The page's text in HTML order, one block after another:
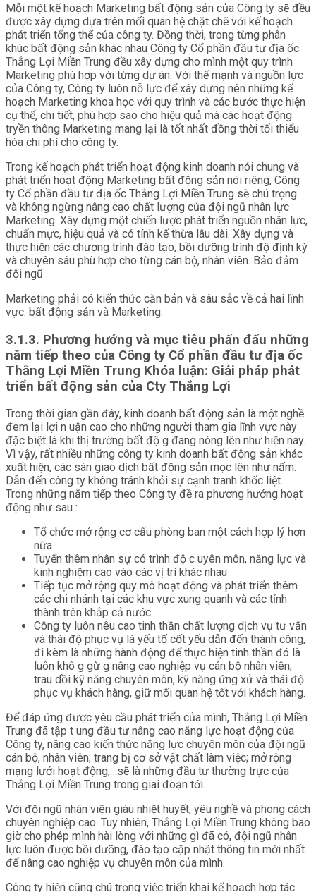
Mỗi một kế hoạch Marketing bất động sản của Công ty sẽ đều
được xây dựng dựa trên mối quan hệ chặt chẽ với kế hoạch
phát triển tổng thể của công ty. Đồng thời, trong từng phân
khúc bất động sản khác nhau Công ty Cổ phần đầu tư địa ốc
Thắng Lợi Miền Trung đều xây dựng cho mình một quy trình
Marketing phù hợp với từng dự án. Với thế mạnh và nguồn lực
của Công ty, Công ty luôn nỗ lực để xây dựng nên những kế
hoạch Marketing khoa học với quy trình và các bước thực hiện
cụ thể, chi tiết, phù hợp sao cho hiệu quả mà các hoạt động
tryền thông Marketing mang lại là tốt nhất đồng thời tối thiểu
hóa chi phí cho công ty.
Trong kế hoạch phát triển hoạt động kinh doanh nói chung và
phát triển hoạt động Marketing bất động sản nói riêng, Công
ty Cổ phần đầu tư địa ốc Thắng Lợi Miền Trung sẽ chú trọng
và không ngừng nâng cao chất lượng của đội ngũ nhân lực
Marketing. Xây dựng một chiến lược phát triển nguồn nhân lực,
chuẩn mực, hiệu quả và có tính kế thừa lâu dài. Xây dựng và
thực hiện các chương trình đào tạo, bồi dưỡng trình độ định kỳ
và chuyên sâu phù hợp cho từng cán bộ, nhân viên. Bảo đảm
đội ngũ
Marketing phải có kiến thức căn bản và sâu sắc về cả hai lĩnh
vực: bất động sản và Marketing.
3.1.3. Phương hướng và mục tiêu phấn đấu những
năm tiếp theo của Công ty Cổ phần đầu tư địa ốc
Thắng Lợi Miền Trung Khóa luận: Giải pháp phát
triển bất động sản của Cty Thắng Lợi
Trong thời gian gần đây, kinh doanh bất động sản là một nghề
đem lại lợi n uận cao cho những người tham gia lĩnh vực này
đặc biệt là khi thị trường bất độ g đang nóng lên như hiện nay.
Vì vậy, rất nhiều những công ty kinh doanh bất động sản khác
xuất hiện, các sàn giao dịch bất động sản mọc lên như nấm.
Dẫn đến công ty không tránh khỏi sự cạnh tranh khốc liệt.
Trong những năm tiếp theo Công ty đề ra phương hướng hoạt
động như sau :
Tổ chức mở rộng cơ cấu phòng ban một cách hợp lý hơn
nữa
Tuyển thêm nhân sự có trình độ c uyên môn, năng lực và
kinh nghiệm cao vào các vị trí khác nhau
Tiếp tục mở rộng quy mô hoạt động và phát triển thêm
các chi nhánh tại các khu vực xung quanh và các tỉnh
thành trên khắp cả nước.
Công ty luôn nêu cao tinh thần chất lượng dịch vụ tư vấn
và thái độ phục vụ là yếu tố cốt yếu dẫn đến thành công,
đi kèm là những hành động để thực hiện tinh thần đó là
luôn khô g gừ g nâng cao nghiệp vụ cán bộ nhân viên,
trau dồi kỹ năng chuyên môn, kỹ năng ứng xử và thái độ
phục vụ khách hàng, giữ mối quan hệ tốt với khách hàng.
Để đáp ứng được yêu cầu phát triển của mình, Thắng Lợi Miền
Trung đã tập t ung đầu tư nâng cao năng lực hoạt động của
Công ty, nâng cao kiến thức năng lực chuyên môn của đội ngũ
cán bộ, nhân viên; trang bị cơ sở vật chất làm việc; mở rộng
mạng lưới hoạt động,…sẽ là những đầu tư thường trực của
Thắng Lợi Miền Trung trong giai đoạn tới.
Với đội ngũ nhân viên giàu nhiệt huyết, yêu nghề và phong cách
chuyên nghiệp cao. Tuy nhiên, Thắng Lợi Miền Trung không bao
giờ cho phép mình hài lòng với những gì đã có, đội ngũ nhân
lực luôn được bồi dưỡng, đào tạo cập nhật thông tin mới nhất
để nâng cao nghiệp vụ chuyên môn của mình.
Công ty hiện cũng chú trọng việc triển khai kế hoạch hợp tác